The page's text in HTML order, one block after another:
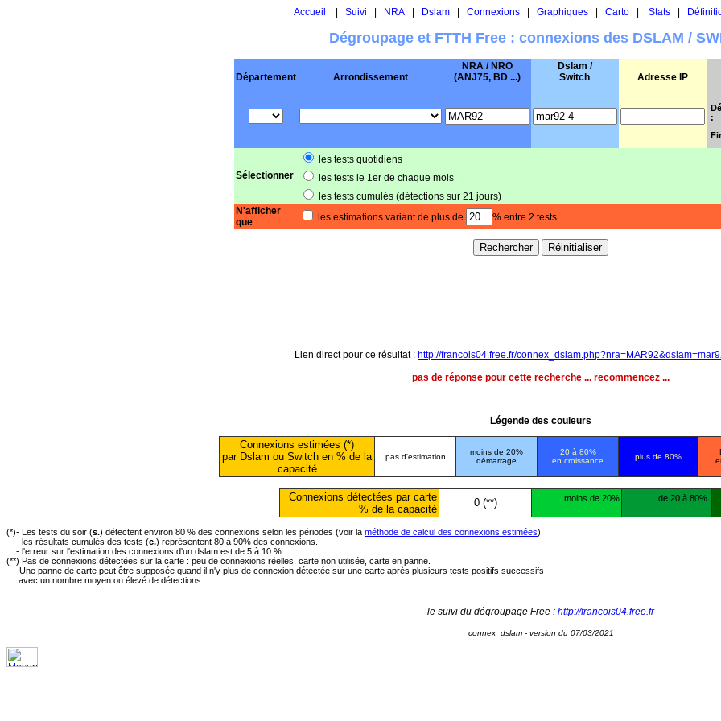
Accueil Suivi NRA| Dslam| Connexions| Graphiques| Carto| Stats|
Dégroupage et FTTH Free : connexions des DSLAM /
Département Arrondissement
NRA / NRO
(ANJ75, BD ...)
Dslam /
Switch
Adresse IP
:
Sélectionner
les tests quotidiens
les tests le 1er de chaque mois
les tests cumulés (détections sur 21 jours)
N'afficher
que
les estimations variant de plus de % entre 2 tests
Lien direct pour ce résultat : http://francois04.free.fr/
pas de réponse pour cette recherche ... recommencez ...
Légende des couleurs
Connexions estimées (*)
par Dslam ou Switch en % de la
capacité
pas d'estimation
moins de 20%
démarrage
20 à 80%
en croissance
plus de 80%
Connexions détectées par carte
% de la capacité
0 (**) moins de 20% de 20 à 80%
(*)- Les tests du soir (s.) détectent environ 80 % des connexions selon les périodes (voir la méthode de calcul des connexions estimées)
- les résultats cumulés des tests (c.) représentent 80 à 90% des connexions.
- l'erreur sur l'estimation des connexions d'un dslam est de 5 à 10 %
(**) Pas de connexions détectées sur la carte : peu de connexions réelles, carte non utilisée, carte en panne.
- Une panne de carte peut être supposée quand il n'y plus de connexion détectée sur une carte après plusieurs tests positifs successifs
avec un nombre moyen ou élevé de détections
le suivi du dégroupage Free : http://francois04.free.fr
connex_dslam - version du 07/03/2021